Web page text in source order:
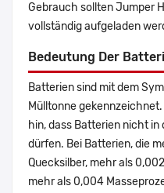
Gebrauch sollten Jumper
vollständig aufgeladen
Bedeutung Der
Batterien sind mit dem
Mülltonne
hin, dass Batterien nicht
dürfen. Bei Batterien, die
Quecksilber, mehr als
mehr als 0,004